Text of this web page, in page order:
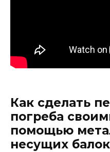
Как сделать
погреба
помощью
несущих